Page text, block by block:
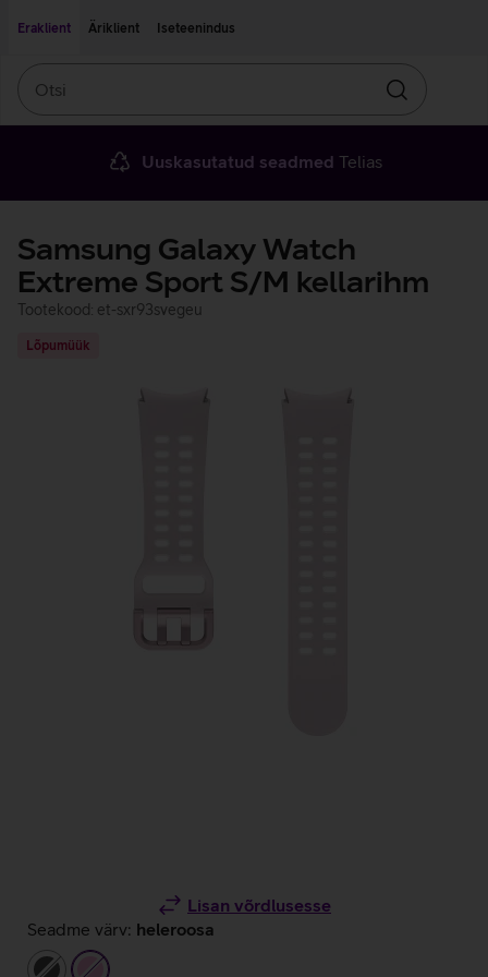
Eraklient
Äriklient Iseteenindus
Otsin
Uuskasutatud seadmed Telias
Samsung Galaxy Watch
Extreme Sport S/M kellarihm
Tootekood: et-sxr93svegeu
Lõpumüük
Lisan võrdlusesse
Seadme värv: heleroosa
tumehallheleroosa